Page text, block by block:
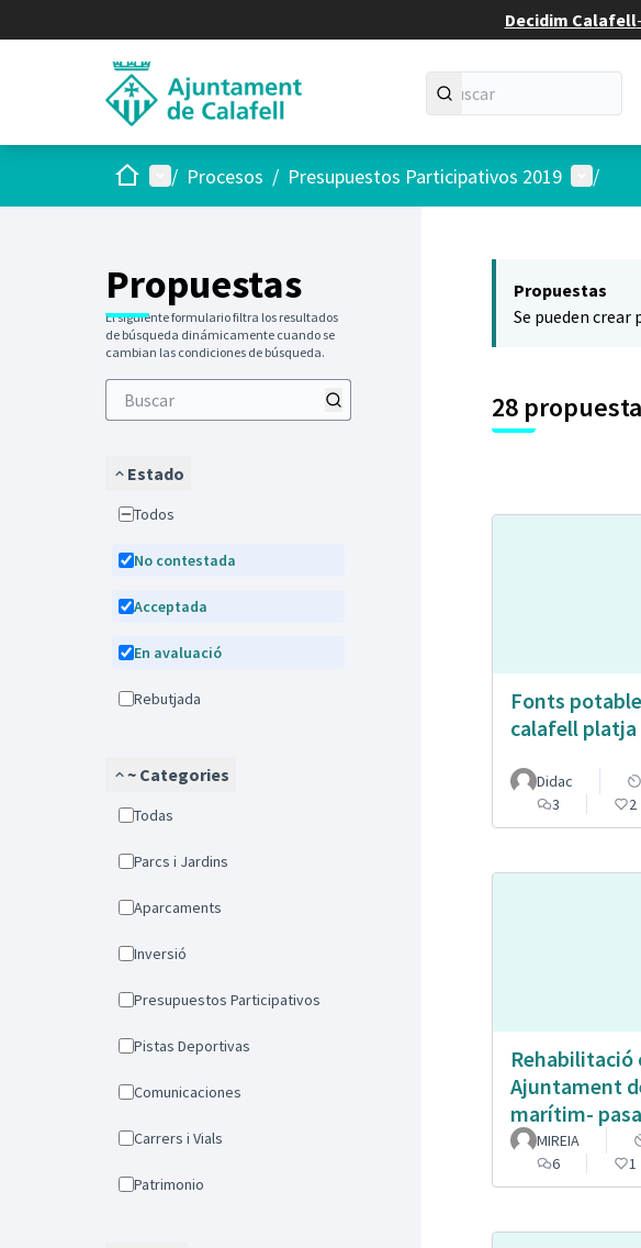
Decidim Calafell-
InicioMenú principal
/ Procesos / Presupuestos Participativos 2019 Menú de
/
Propuestas
El siguiente formulario filtra los resultados
de búsqueda dinámicamente cuando se
cambian las condiciones de búsqueda.
Estado
Todos
No contestada
Acceptada
En avaluació
Rebutjada
~ Categories
Todas
Parcs i Jardins
Aparcaments
Inversió
Presupuestos Participativos
Pistas Deportivas
Comunicaciones
Carrers i Vials
Patrimonio
Propuestas
Se pueden crear
28
Fonts
calafell platja
Didac
3
2
Rehabilitació
Ajuntament
marítim-
MIREIA
6
1